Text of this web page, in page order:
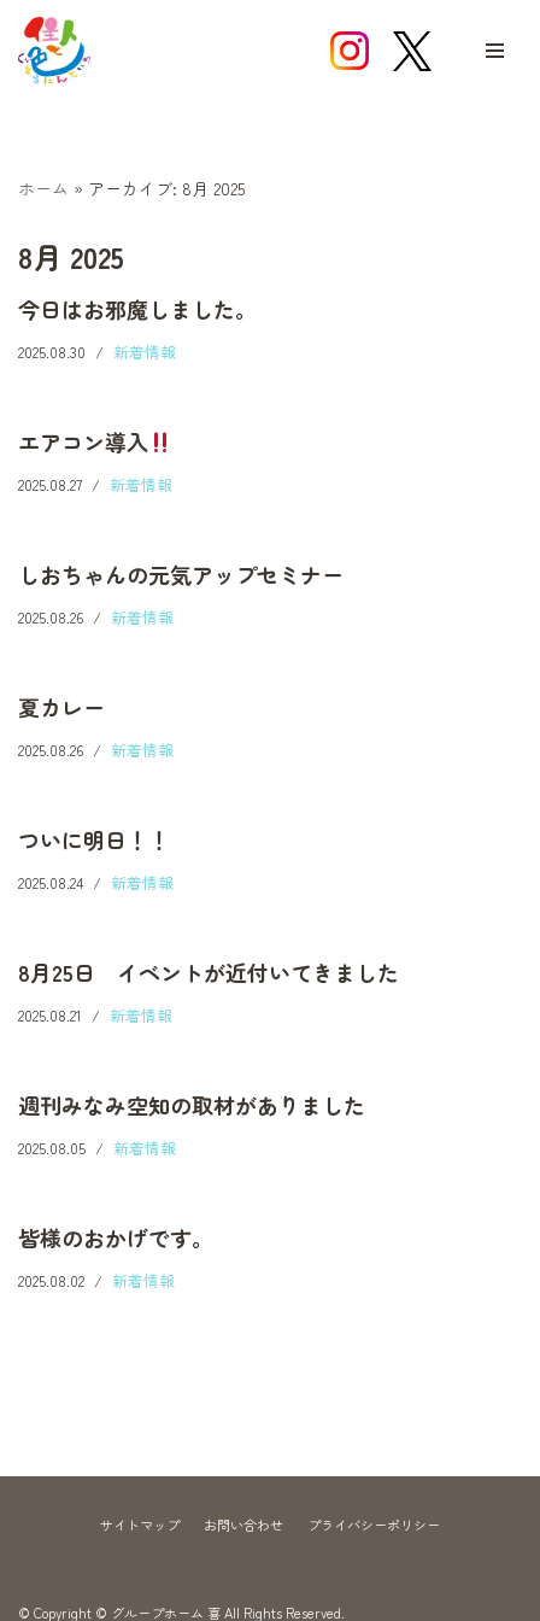
コ
ツ
ス
キ
ッ
ホーム » アーカイブ: 8月 2025
8月 2025
今日はお邪魔しました。
2025.08.30 新着情報
エアコン導入
2025.08.27 新着情報
しおちゃんの元気アップセミナー
2025.08.26 新着情報
夏カレー
2025.08.26 新着情報
ついに明日！！
2025.08.24 新着情報
8月25日 イベントが近付いてきました
2025.08.21 新着情報
週刊みなみ空知の取材がありました
2025.08.05 新着情報
皆様のおかげです。
2025.08.02 新着情報
サイトマップ お問い合わせ プライバシーポリシー
© Copyright © グループホーム 喜 All Rights Reserved.